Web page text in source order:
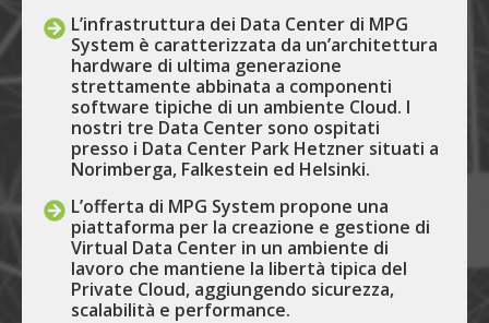
L’infrastruttura dei Data Center di MPG
System è caratterizzata da un’architettura
hardware di ultima generazione
strettamente abbinata a componenti
software tipiche di un ambiente Cloud. I
nostri tre Data Center sono ospitati
presso i Data Center Park Hetzner situati a
Norimberga, Falkestein ed Helsinki.
L’offerta di MPG System propone una
piattaforma per la creazione e gestione di
Virtual Data Center in un ambiente di
lavoro che mantiene la libertà tipica del
Private Cloud, aggiungendo sicurezza,
scalabilità e performance.